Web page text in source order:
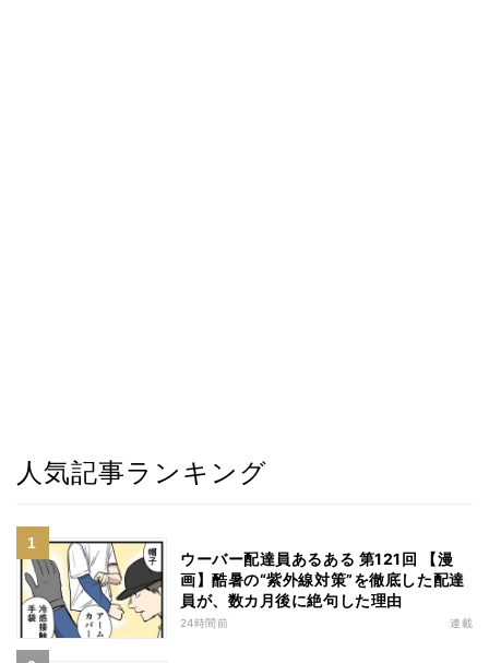
人気記事ランキング
ウーバー配達員あるある 第121回 【漫
画】酷暑の“紫外線対策”を徹底した配達
員が、数カ月後に絶句した理由
24時間前 連載